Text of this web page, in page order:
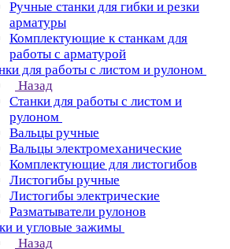
Ручные станки для гибки и резки
арматуры
Комплектующие к станкам для
работы с арматурой
для работы с листом и рулоном
Назад
Станки для работы с листом и
рулоном
Вальцы ручные
Вальцы электромеханические
Комплектующие для листогибов
Листогибы ручные
Листогибы электрические
Разматыватели рулонов
и угловые зажимы
Назад